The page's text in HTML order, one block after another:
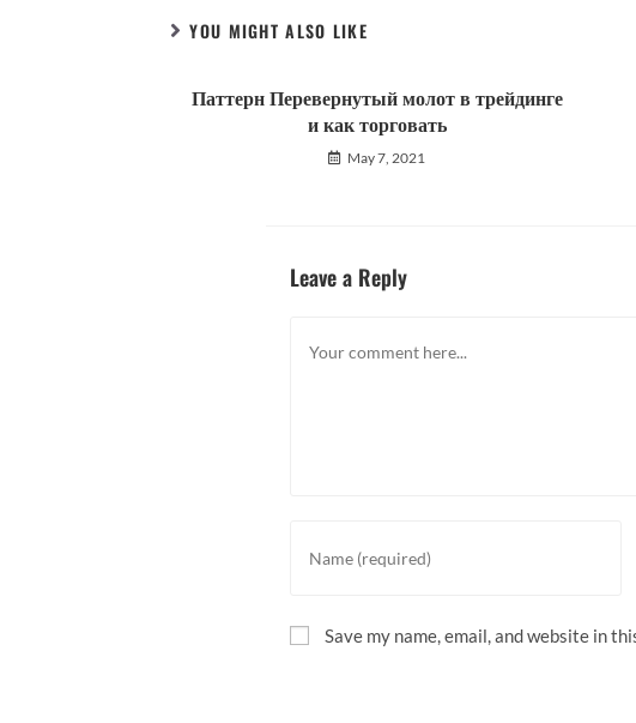
YOU MIGHT ALSO LIKE
Паттерн Перевернутый молот в трейдинге
и как торговать
May 7, 2021
Leave a Reply
Save my name, email, and website in